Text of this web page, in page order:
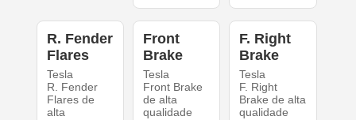
R. Fender
Flares
Tesla
R. Fender
Flares de
alta
Front
Brake
Tesla
Front Brake
de alta
qualidade
F. Right
Brake
Tesla
F. Right
Brake de alta
qualidade